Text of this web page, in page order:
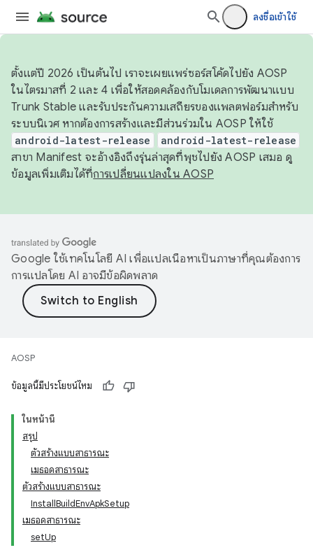
ลงชื่อเข้าใช้
ตั้งแต่ปี 2026 เป็นต้นไป เราจะเผยแพร่ซอร์สโค้ดไปยัง AOSP
ในไตรมาสที่ 2 และ 4 เพื่อให้สอดคล้องกับโมเดลการพัฒนาแบบ
Trunk Stable และรับประกันความเสถียรของแพลตฟอร์มสำหรับ
ระบบนิเวศ หากต้องการสร้างและมีส่วนร่วมใน AOSP ให้ใช้
android-latest-release android-latest-release
สาขา Manifest จะอ้างอิงถึงรุ่นล่าสุดที่พุชไปยัง AOSP เสมอ ดู
ข้อมูลเพิ่มเติมได้ที่การเปลี่ยนแปลงใน AOSP
Google ใช้เทคโนโลยี AI เพื่อแปลเนื้อหาเป็นภาษาที่คุณต้องการ
การแปลโดย AI อาจมีข้อผิดพลาด
AOSP
ข้อมูลนี้มีประโยชน์ไหม
ในหน้านี้
สรุป
ตัวสร้างแบบสาธารณะ
เมธอดสาธารณะ
ตัวสร้างแบบสาธารณะ
InstallBuildEnvApkSetup
เมธอดสาธารณะ
setUp